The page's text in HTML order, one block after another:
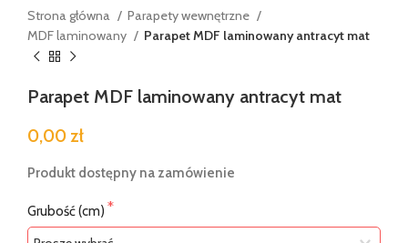
Strona główna
Parapety wewnętrzne
MDF laminowany
Parapet MDF laminowany antracyt mat
Parapet MDF laminowany antracyt mat
0,00 zł
Produkt dostępny na zamówienie
Grubość (cm)